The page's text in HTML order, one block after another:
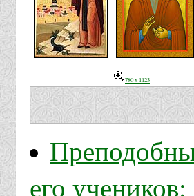
780 x 1123
его